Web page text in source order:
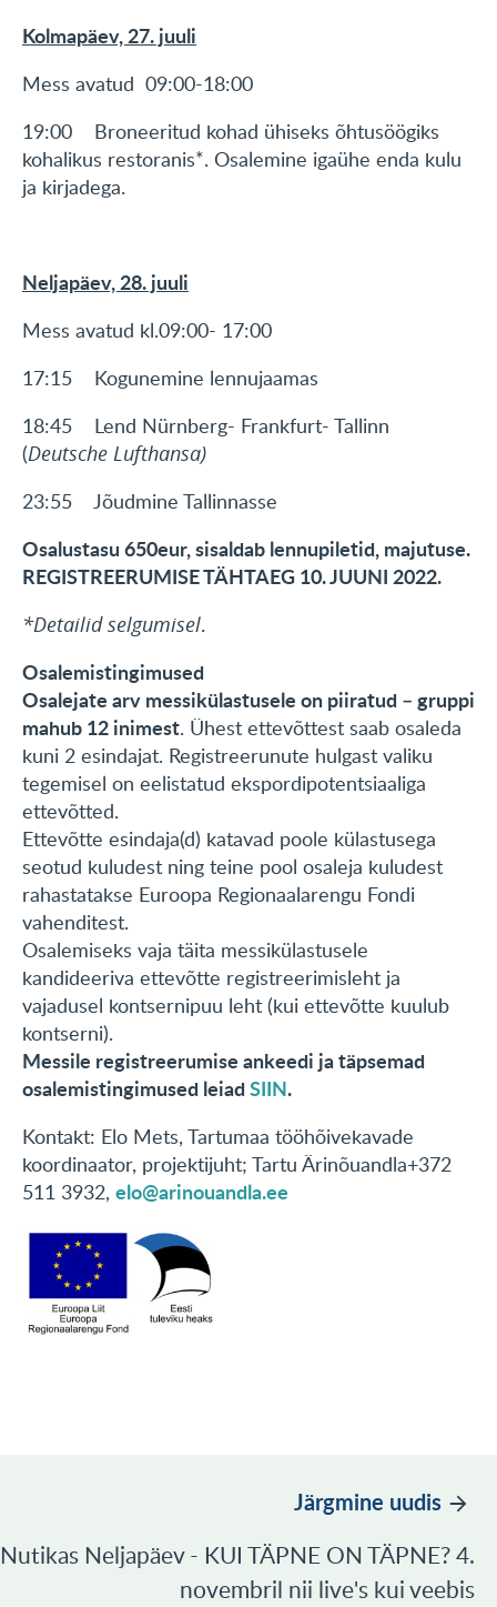
Kolmapäev, 27. juuli
Mess avatud 09:00-18:00
19:00 Broneeritud kohad ühiseks õhtusöögiks
kohalikus restoranis*. Osalemine igaühe enda kulu
ja kirjadega.
Neljapäev, 28. juuli
Mess avatud kl.09:00- 17:00
17:15 Kogunemine lennujaamas
18:45 Lend Nürnberg- Frankfurt- Tallinn
(Deutsche Lufthansa)
23:55 Jõudmine Tallinnasse
Osalustasu 650eur, sisaldab lennupiletid, majutuse.
REGISTREERUMISE TÄHTAEG 10. JUUNI 2022.
*Detailid selgumisel.
Osalemistingimused
Osalejate arv messikülastusele on piiratud – gruppi
mahub 12 inimest. Ühest ettevõttest saab osaleda
kuni 2 esindajat. Registreerunute hulgast valiku
tegemisel on eelistatud ekspordipotentsiaaliga
ettevõtted.
Ettevõtte esindaja(d) katavad poole külastusega
seotud kuludest ning teine pool osaleja kuludest
rahastatakse Euroopa Regionaalarengu Fondi
vahenditest.
Osalemiseks vaja täita messikülastusele
kandideeriva ettevõtte registreerimisleht ja
vajadusel kontsernipuu leht (kui ettevõtte kuulub
kontserni).
Messile registreerumise ankeedi ja täpsemad
osalemistingimused leiadSIIN.
Kontakt: Elo Mets, Tartumaa tööhõivekavade
koordinaator, projektijuht; Tartu Ärinõuandla+372
511 3932, elo@arinouandla.ee
Järgmine uudis
Nutikas Neljapäev - KUI TÄPNE ON TÄPNE? 4.
novembril nii live's kui veebis